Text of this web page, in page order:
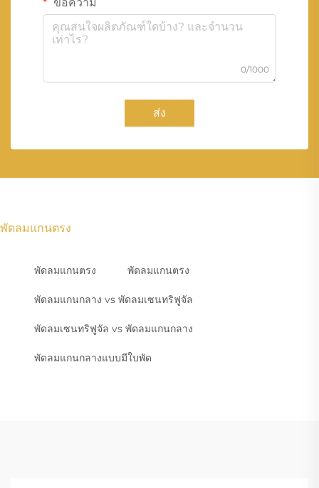
0/1000
ส่ง
พัดลมแกนตรง
พัดลมแกนตรง พัดลมแกนตรง
พัดลมแกนกลาง vs พัดลมเซนทริฟูจัล
พัดลมเซนทริฟูจัล vs พัดลมแกนกลาง
พัดลมแกนกลางแบบมีใบพัด